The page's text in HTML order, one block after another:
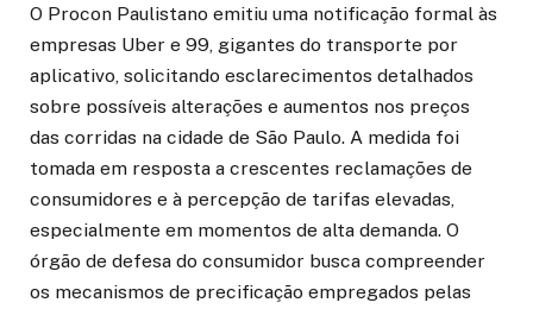
O Procon Paulistano emitiu uma notificação formal às
empresas Uber e 99, gigantes do transporte por
aplicativo, solicitando esclarecimentos detalhados
sobre possíveis alterações e aumentos nos preços
das corridas na cidade de São Paulo. A medida foi
tomada em resposta a crescentes reclamações de
consumidores e à percepção de tarifas elevadas,
especialmente em momentos de alta demanda. O
órgão de defesa do consumidor busca compreender
os mecanismos de precificação empregados pelas